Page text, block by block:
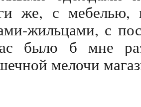
же, с мебелью,
жильцами, с
было б мне
мелочи